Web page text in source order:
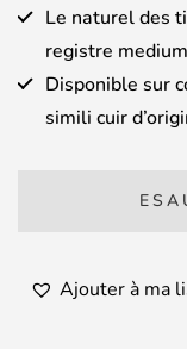
Le naturel des
registre
Disponible sur
simili cuir
Ajouter à ma